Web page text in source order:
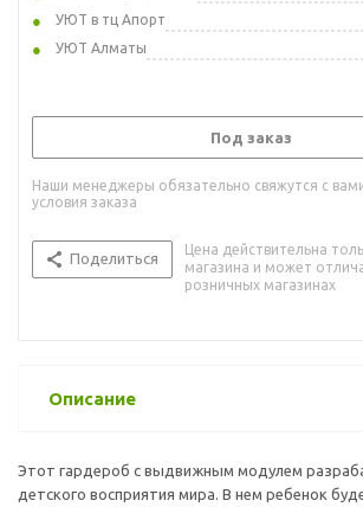
УЮТ в тц Апорт
УЮТ Алматы
Под заказ
Наши менеджеры обязательно свяжутся с
условия заказа
Поделиться
Цена действительна
магазина и может
розничных магазинах
Описание
Этот гардероб с выдвижным модулем
детского восприятия мира. В нем ребенок